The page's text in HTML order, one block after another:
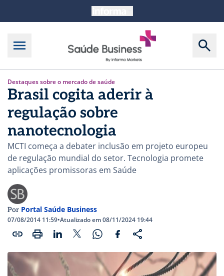
Destaques sobre o mercado de saúde
Brasil cogita aderir à
regulação sobre
nanotecnologia
MCTI começa a debater inclusão em projeto europeu
de regulação mundial do setor. Tecnologia promete
aplicações promissoras em Saúde
Por Portal Saúde Business
07/08/2014 11:59•Atualizado em 08/11/2024 19:44